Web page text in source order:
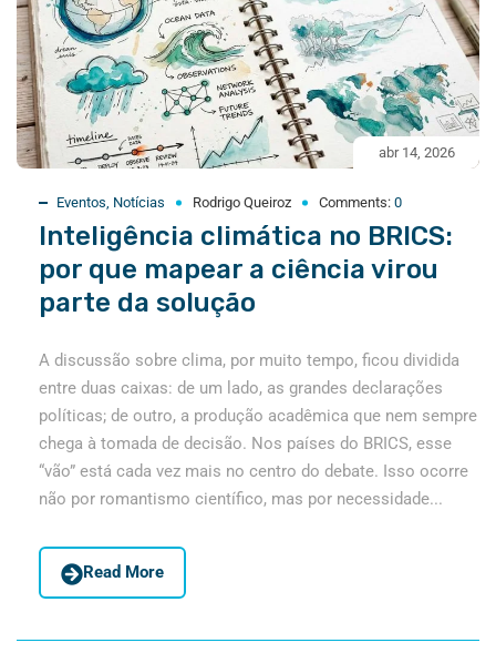
abr 14, 2026
Eventos, Notícias Rodrigo Queiroz Comments: 0
Inteligência climática no BRICS:
por que mapear a ciência virou
parte da solução
A discussão sobre clima, por muito tempo, ficou dividida
entre duas caixas: de um lado, as grandes declarações
políticas; de outro, a produção acadêmica que nem sempre
chega à tomada de decisão. Nos países do BRICS, esse
“vão” está cada vez mais no centro do debate. Isso ocorre
não por romantismo científico, mas por necessidade...
Read More